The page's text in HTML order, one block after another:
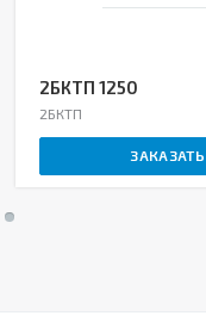
2БКТП 1250
2БКТП
ЗАКАЗАТЬ